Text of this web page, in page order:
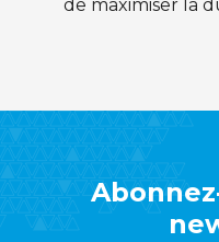
de maximiser la